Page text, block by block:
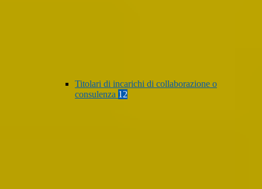
Titolari di incarichi di collaborazione o
consulenza 12